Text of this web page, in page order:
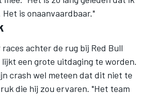
Het is onaanvaardbaar."
achter de rug bij Red Bull
een grote uitdaging te worden.
crash wel meteen dat dit niet te
die hij zou ervaren. "Het team